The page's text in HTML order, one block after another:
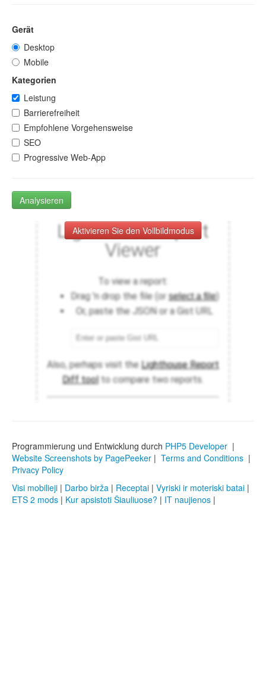
Gerät
Desktop
Mobile
Kategorien
Leistung
Barrierefreiheit
Empfohlene Vorgehensweise
SEO
Progressive Web-App
Analysieren
Aktivieren Sie den Vollbildmodus
Programmierung und Entwicklung durch PHP5 Developer |
Website Screenshots by PagePeeker | Terms and Conditions |
Privacy Policy
Visi mobilieji | Darbo birža | Receptai | Vyriski ir moteriski batai |
ETS 2 mods | Kur apsistoti Šiauliuose? | IT naujienos |